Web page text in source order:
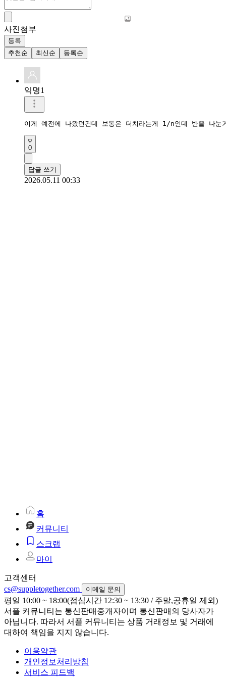
사진첨부
등록
추천순
최신순 등록순
익명1
이게 예전에 나왔던건데 보통은 더치라는게 1/n인데 반을 나
0
답글 쓰기
2026.05.11 00:33
홈
커뮤니티
스크랩
마이
고객센터
cs@suppletogether.com
이메일 문의
평일 10:00 ~ 18:00(점심시간 12:30 ~ 13:30 / 주말,공휴일 제외)
서플 커뮤니티는 통신판매중개자이며 통신판매의 당사자가
아닙니다. 따라서 서플 커뮤니티는 상품 거래정보 및 거래에
대하여 책임을 지지 않습니다.
이용약관
개인정보처리방침
서비스 피드백